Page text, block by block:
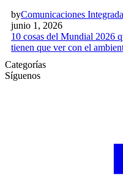
byComunicaciones
junio 1, 2026
10 cosas del Mundial 2026
tienen que ver con el
Categorías
Síguenos